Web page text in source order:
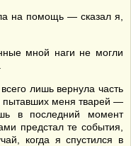
на помощь — сказал я,
мной наги не могли
лишь вернула часть
пытавших меня тварей —
в последний момент
предстал те события,
когда я спустился в